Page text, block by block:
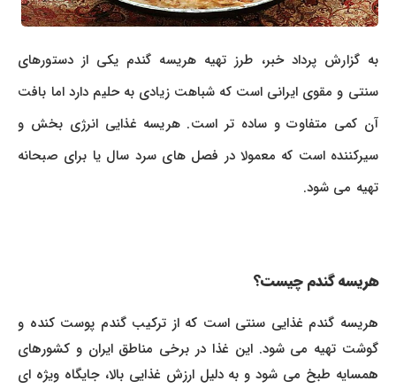
به گزارش پرداد خبر، طرز تهیه هریسه گندم یکی از دستورهای
سنتی و مقوی ایرانی است که شباهت زیادی به حلیم دارد اما بافت
آن کمی متفاوت و ساده تر است. هریسه غذایی انرژی بخش و
سیرکننده است که معمولا در فصل های سرد سال یا برای صبحانه
تهیه می شود.
هریسه گندم چیست؟
هریسه گندم غذایی سنتی است که از ترکیب گندم پوست کنده و
گوشت تهیه می شود. این غذا در برخی مناطق ایران و کشورهای
همسایه طبخ می شود و به دلیل ارزش غذایی بالا، جایگاه ویژه ای